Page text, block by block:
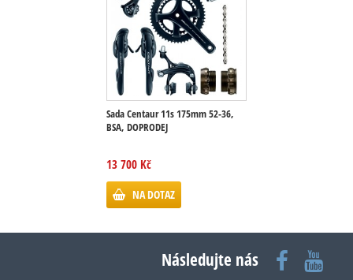
Sada Centaur 11s 175mm 52-36,
BSA, DOPRODEJ
13 700 Kč
NA DOTAZ
Následujte nás